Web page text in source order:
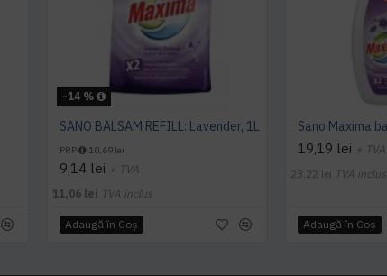
-14 %
SANO BALSAM REFILL: Lavender, 1L
PRP 10,69 lei
9,14 lei + TVA
11,06 lei TVA inclus
Adaugă în Coş
19,19 lei + TVA
23,22 lei TVA inclus
Adaugă în Coş